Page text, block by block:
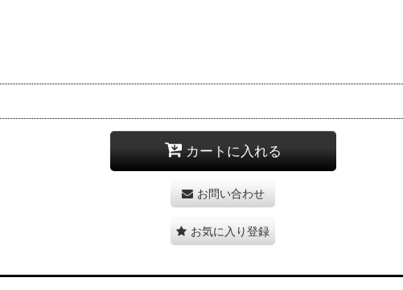
カートに入れる
お問い合わせ
お気に入り登録